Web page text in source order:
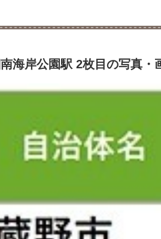
海岸公園駅 2枚目の写真・